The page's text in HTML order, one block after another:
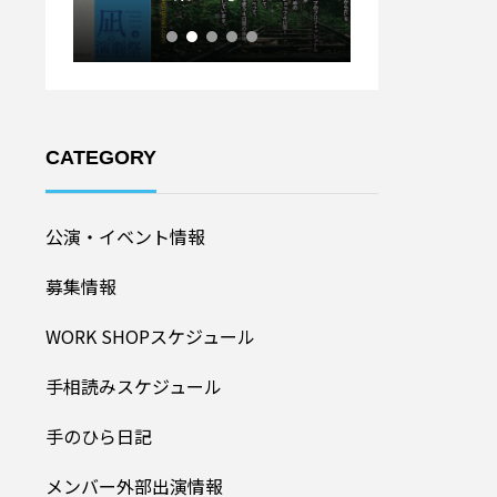
CATEGORY
公演・イベント情報
募集情報
WORK SHOPスケジュール
手相読みスケジュール
手のひら日記
メンバー外部出演情報